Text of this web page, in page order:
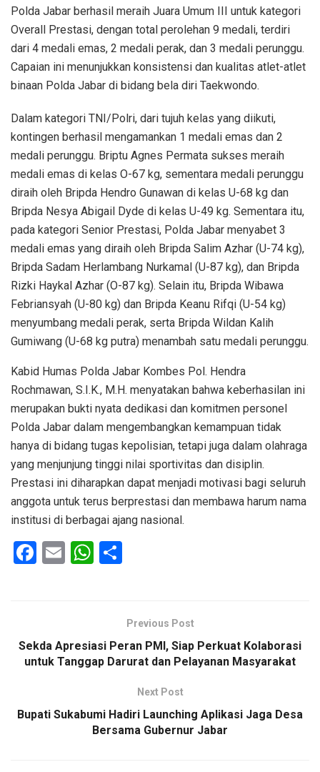
Polda Jabar berhasil meraih Juara Umum III untuk kategori
Overall Prestasi, dengan total perolehan 9 medali, terdiri
dari 4 medali emas, 2 medali perak, dan 3 medali perunggu.
Capaian ini menunjukkan konsistensi dan kualitas atlet-atlet
binaan Polda Jabar di bidang bela diri Taekwondo.
Dalam kategori TNI/Polri, dari tujuh kelas yang diikuti,
kontingen berhasil mengamankan 1 medali emas dan 2
medali perunggu. Briptu Agnes Permata sukses meraih
medali emas di kelas O-67 kg, sementara medali perunggu
diraih oleh Bripda Hendro Gunawan di kelas U-68 kg dan
Bripda Nesya Abigail Dyde di kelas U-49 kg. Sementara itu,
pada kategori Senior Prestasi, Polda Jabar menyabet 3
medali emas yang diraih oleh Bripda Salim Azhar (U-74 kg),
Bripda Sadam Herlambang Nurkamal (U-87 kg), dan Bripda
Rizki Haykal Azhar (O-87 kg). Selain itu, Bripda Wibawa
Febriansyah (U-80 kg) dan Bripda Keanu Rifqi (U-54 kg)
menyumbang medali perak, serta Bripda Wildan Kalih
Gumiwang (U-68 kg putra) menambah satu medali perunggu.
Kabid Humas Polda Jabar Kombes Pol. Hendra
Rochmawan, S.I.K., M.H. menyatakan bahwa keberhasilan ini
merupakan bukti nyata dedikasi dan komitmen personel
Polda Jabar dalam mengembangkan kemampuan tidak
hanya di bidang tugas kepolisian, tetapi juga dalam olahraga
yang menjunjung tinggi nilai sportivitas dan disiplin.
Prestasi ini diharapkan dapat menjadi motivasi bagi seluruh
anggota untuk terus berprestasi dan membawa harum nama
institusi di berbagai ajang nasional.
F
o
o
E
W
A
p
ePrevious Post
Sekda Apresiasi Peran PMI, Siap Perkuat Kolaborasi
untuk Tanggap Darurat dan Pelayanan Masyarakat
Next Post
Bupati Sukabumi Hadiri Launching Aplikasi Jaga Desa
Bersama Gubernur Jabar